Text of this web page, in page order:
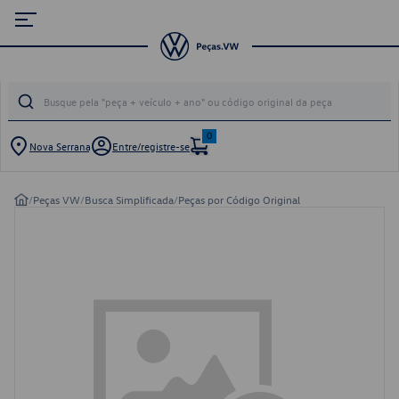
Nova Serrana Entre/registre-se
0
/Peças VW/Busca Simplificada/Peças por Código Original